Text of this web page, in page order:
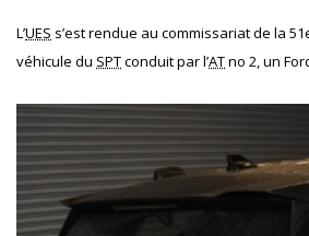
L’UES s’est rendue au commissariat de la
véhicule du SPTconduit par l’ATno 2, un